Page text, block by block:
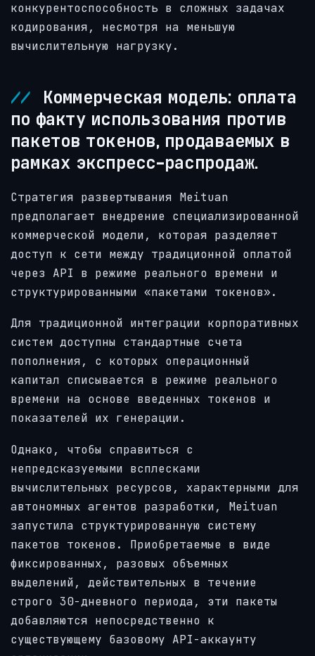
конкурентоспособность в сложных задачах
кодирования, несмотря на меньшую
вычислительную нагрузку.
Коммерческая модель: оплата
по факту использования против
пакетов токенов, продаваемых в
рамках экспресс-распродаж.
Стратегия развертывания Meituan
предполагает внедрение специализированной
коммерческой модели, которая разделяет
доступ к сети между традиционной оплатой
через API в режиме реального времени и
структурированными «пакетами токенов».
Для традиционной интеграции корпоративных
систем доступны стандартные счета
пополнения, с которых операционный
капитал списывается в режиме реального
времени на основе введенных токенов и
показателей их генерации.
Однако, чтобы справиться с
непредсказуемыми всплесками
вычислительных ресурсов, характерными для
автономных агентов разработки, Meituan
запустила структурированную систему
пакетов токенов. Приобретаемые в виде
фиксированных, разовых объемных
выделений, действительных в течение
строго 30-дневного периода, эти пакеты
добавляются непосредственно к
существующему базовому API-аккаунту